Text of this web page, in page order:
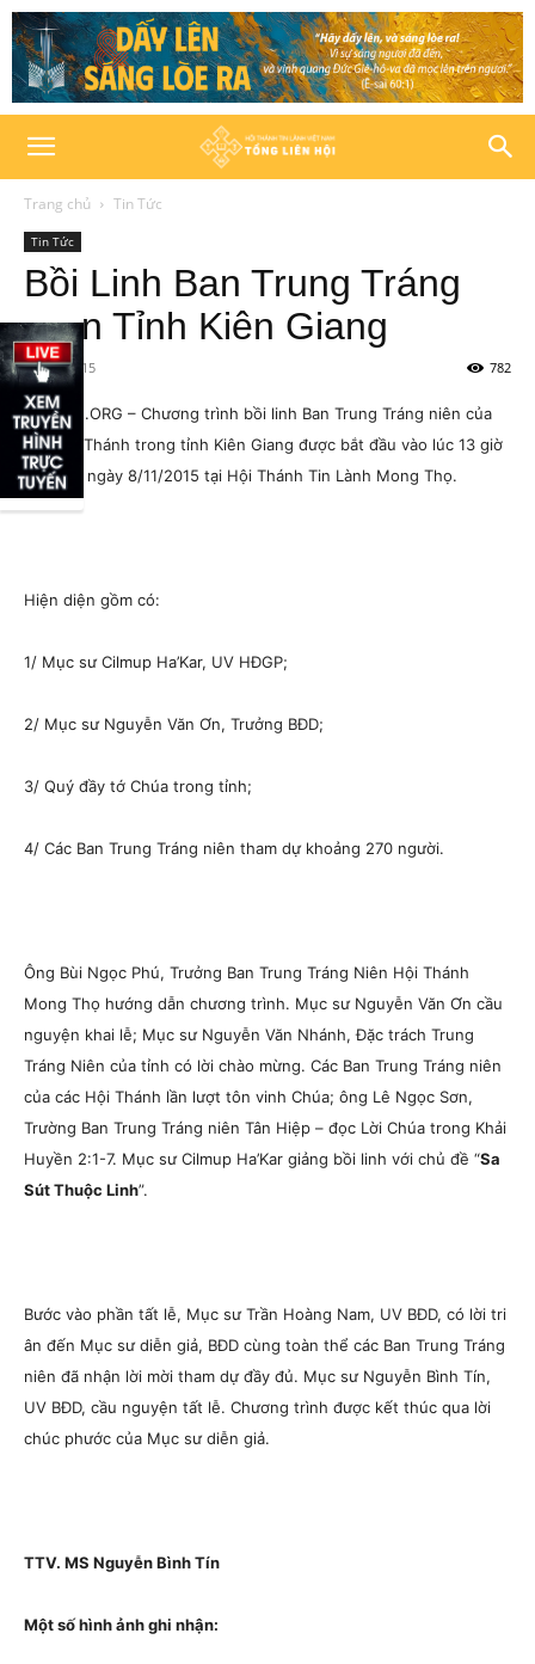
Trang chủ Tin Tức
Tin Tức
Bồi Linh Ban Trung Tráng
Niên Tỉnh Kiên Giang
10/11/2015 782
HTTLVN.ORG – Chương trình bồi linh Ban Trung Tráng niên của
các Hội Thánh trong tỉnh Kiên Giang được bắt đầu vào lúc 13 giờ
30 phút ngày 8/11/2015 tại Hội Thánh Tin Lành Mong Thọ.
Hiện diện gồm có:
1/ Mục sư Cilmup Ha’Kar, UV HĐGP;
2/ Mục sư Nguyễn Văn Ơn, Trưởng BĐD;
3/ Quý đầy tớ Chúa trong tỉnh;
4/ Các Ban Trung Tráng niên tham dự khoảng 270 người.
Ông Bùi Ngọc Phú, Trưởng Ban Trung Tráng Niên Hội Thánh
Mong Thọ hướng dẫn chương trình. Mục sư Nguyễn Văn Ơn cầu
nguyện khai lễ; Mục sư Nguyễn Văn Nhánh, Đặc trách Trung
Tráng Niên của tỉnh có lời chào mừng. Các Ban Trung Tráng niên
của các Hội Thánh lần lượt tôn vinh Chúa; ông Lê Ngọc Sơn,
Trường Ban Trung Tráng niên Tân Hiệp – đọc Lời Chúa trong Khải
Huyền 2:1-7. Mục sư Cilmup Ha’Kar giảng bồi linh với chủ đề “Sa
Sút Thuộc Linh”.
Bước vào phần tất lễ, Mục sư Trần Hoàng Nam, UV BĐD, có lời tri
ân đến Mục sư diễn giả, BĐD cùng toàn thể các Ban Trung Tráng
niên đã nhận lời mời tham dự đầy đủ. Mục sư Nguyễn Bình Tín,
UV BĐD, cầu nguyện tất lễ. Chương trình được kết thúc qua lời
chúc phước của Mục sư diễn giả.
TTV. MS Nguyễn Bình Tín
Một số hình ảnh ghi nhận: